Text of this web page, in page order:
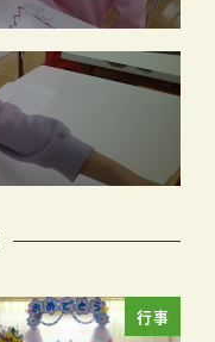
行事